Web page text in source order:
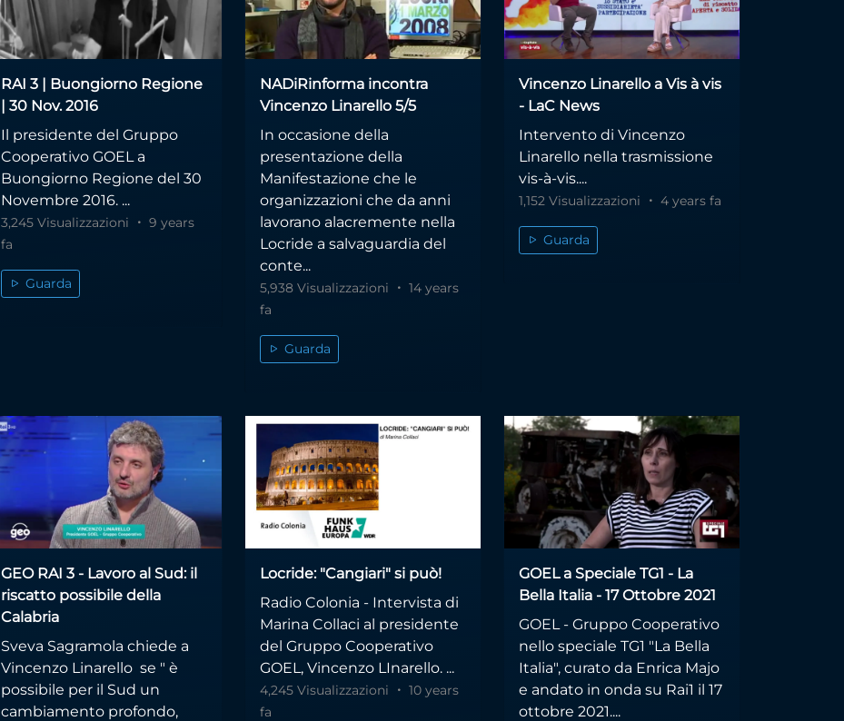
RAI 3 | Buongiorno Regione
| 30 Nov. 2016
Il presidente del Gruppo
Cooperativo GOEL a
Buongiorno Regione del 30
Novembre 2016. ...
3,245 Visualizzazioni
9 years
fa
Guarda
NADiRinforma incontra
Vincenzo Linarello 5/5
In occasione della
presentazione della
Manifestazione che le
organizzazioni che da anni
lavorano alacremente nella
Locride a salvaguardia del
conte...
5,938 Visualizzazioni
14 years
fa
Guarda
Vincenzo Linarello a Vis à vis
- LaC News
Intervento di Vincenzo
Linarello nella trasmissione
vis-à-vis....
1,152 Visualizzazioni 4 years fa
Guarda
GEO RAI 3 - Lavoro al Sud: il
riscatto possibile della
Calabria
Sveva Sagramola chiede a
Vincenzo Linarello se " è
possibile per il Sud un
cambiamento profondo,
Locride: "Cangiari" si può!
Radio Colonia - Intervista di
Marina Collaci al presidente
del Gruppo Cooperativo
GOEL, Vincenzo LInarello. ...
4,245 Visualizzazioni
10 years
fa
GOEL a Speciale TG1 - La
Bella Italia - 17 Ottobre 2021
GOEL - Gruppo Cooperativo
nello speciale TG1 "La Bella
Italia", curato da Enrica Majo
e andato in onda su Rai1 il 17
ottobre 2021....